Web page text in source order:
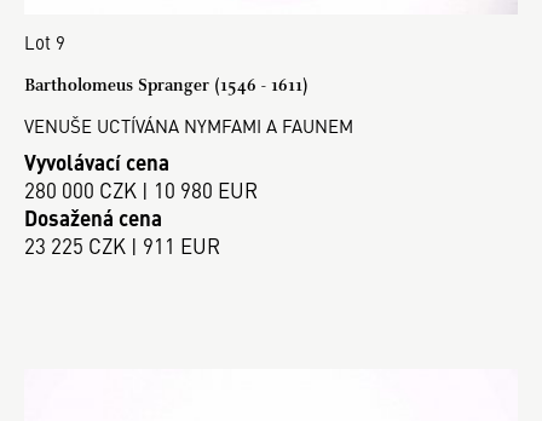
Lot 9
Bartholomeus Spranger (1546 - 1611)
VENUŠE UCTÍVÁNA NYMFAMI A FAUNEM
Vyvolávací cena
280 000 CZK | 10 980 EUR
Dosažená cena
23 225 CZK | 911 EUR